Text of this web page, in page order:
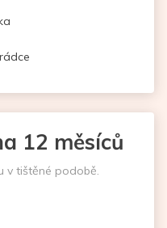
12 měsíců
v tištěné podobě.